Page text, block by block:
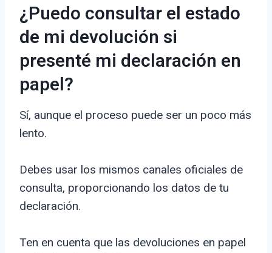
¿Puedo consultar el estado
de mi devolución si
presenté mi declaración en
papel?
Sí, aunque el proceso puede ser un poco más
lento.
Debes usar los mismos canales oficiales de
consulta, proporcionando los datos de tu
declaración.
Ten en cuenta que las devoluciones en papel